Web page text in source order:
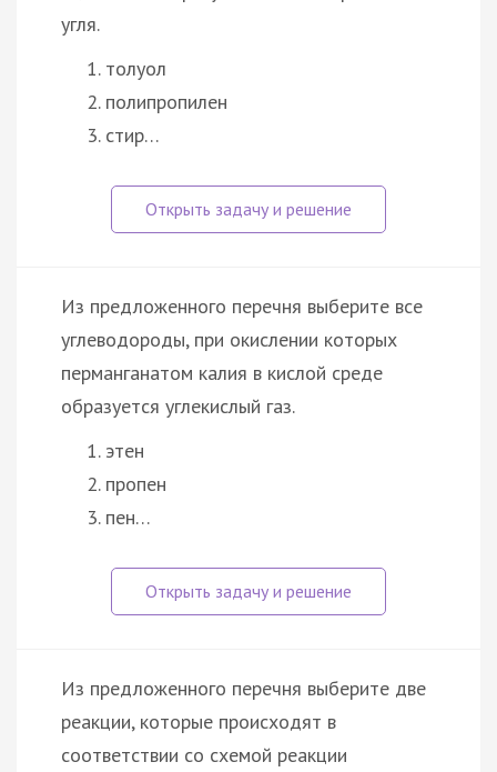
угля.
толуол
полипропилен
стир…
Из предложенного перечня выберите все
углеводороды, при окислении которых
перманганатом калия в кислой среде
образуется углекислый газ.
этен
пропен
пен…
Из предложенного перечня выберите две
реакции, которые происходят в
соответствии со схемой реакции